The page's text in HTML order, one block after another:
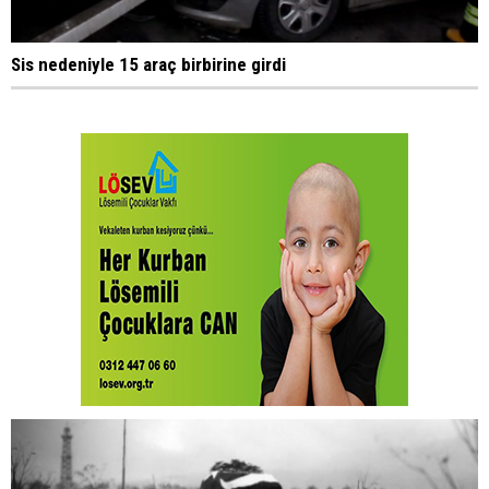
Sis nedeniyle 15 araç birbirine girdi